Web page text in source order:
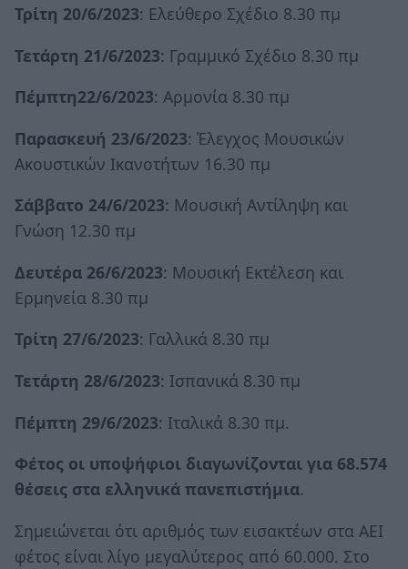
Τρίτη 20/6/2023: Ελεύθερο Σχέδιο 8.30 πμ
Τετάρτη 21/6/2023: Γραμμικό Σχέδιο 8.30 πμ
Πέμπτη22/6/2023: Αρμονία 8.30 πμ
Παρασκευή 23/6/2023: Έλεγχος Μουσικών
Ακουστικών Ικανοτήτων 16.30 πμ
Σάββατο 24/6/2023: Μουσική Αντίληψη και
Γνώση 12.30 πμ
Δευτέρα 26/6/2023: Μουσική Εκτέλεση και
Ερμηνεία 8.30 πμ
Τρίτη 27/6/2023: Γαλλικά 8.30 πμ
Τετάρτη 28/6/2023: Ισπανικά 8.30 πμ
Πέμπτη 29/6/2023: Ιταλικά 8.30 πμ.
Φέτος οι υποψήφιοι διαγωνίζονται για 68.574
θέσεις στα ελληνικά πανεπιστήμια.
Σημειώνεται ότι αριθμός των εισακτέων στα ΑΕΙ
φέτος είναι λίγο μεγαλύτερος από 60.000. Στο